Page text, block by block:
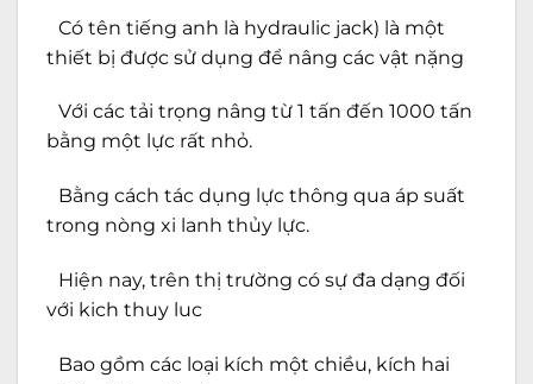
Có tên tiếng anh là hydraulic jack) là một
thiết bị được sử dụng để nâng các vật nặng
Với các tải trọng nâng từ 1 tấn đến 1000 tấn
bằng một lực rất nhỏ.
Bằng cách tác dụng lực thông qua áp suất
trong nòng xi lanh thủy lực.
Hiện nay, trên thị trường có sự đa dạng đối
với kich thuy luc
Bao gồm các loại kích một chiều, kích hai